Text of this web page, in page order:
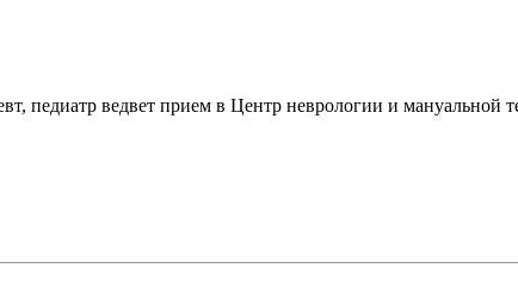
педиатр ведвет прием в Центр неврологии и